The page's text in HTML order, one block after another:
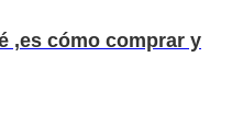
,es cómo comprar y